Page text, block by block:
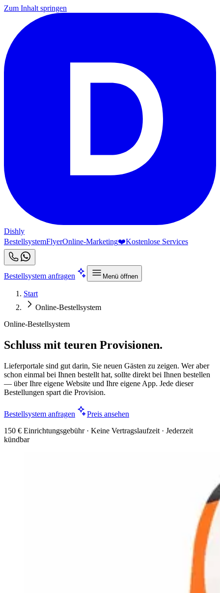
Zum Inhalt springen
Dishly
BestellsystemFlyerOnline-Marketing❤️Kostenlose Services
Bestellsystem anfragen Menü öffnen
Start
Online-Bestellsystem
Online-Bestellsystem
Schluss mit teuren Provisionen.
Lieferportale sind gut darin, Sie neuen Gästen zu zeigen. Wer aber
schon einmal bei Ihnen bestellt hat, sollte direkt bei Ihnen bestellen
— über Ihre eigene Website und Ihre eigene App. Jede dieser
Bestellungen spart die Provision.
Bestellsystem anfragen
Preis ansehen
150 € Einrichtungsgebühr · Keine Vertragslaufzeit · Jederzeit
kündbar